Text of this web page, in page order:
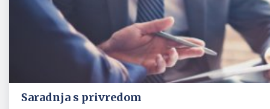
Saradnja s privredom